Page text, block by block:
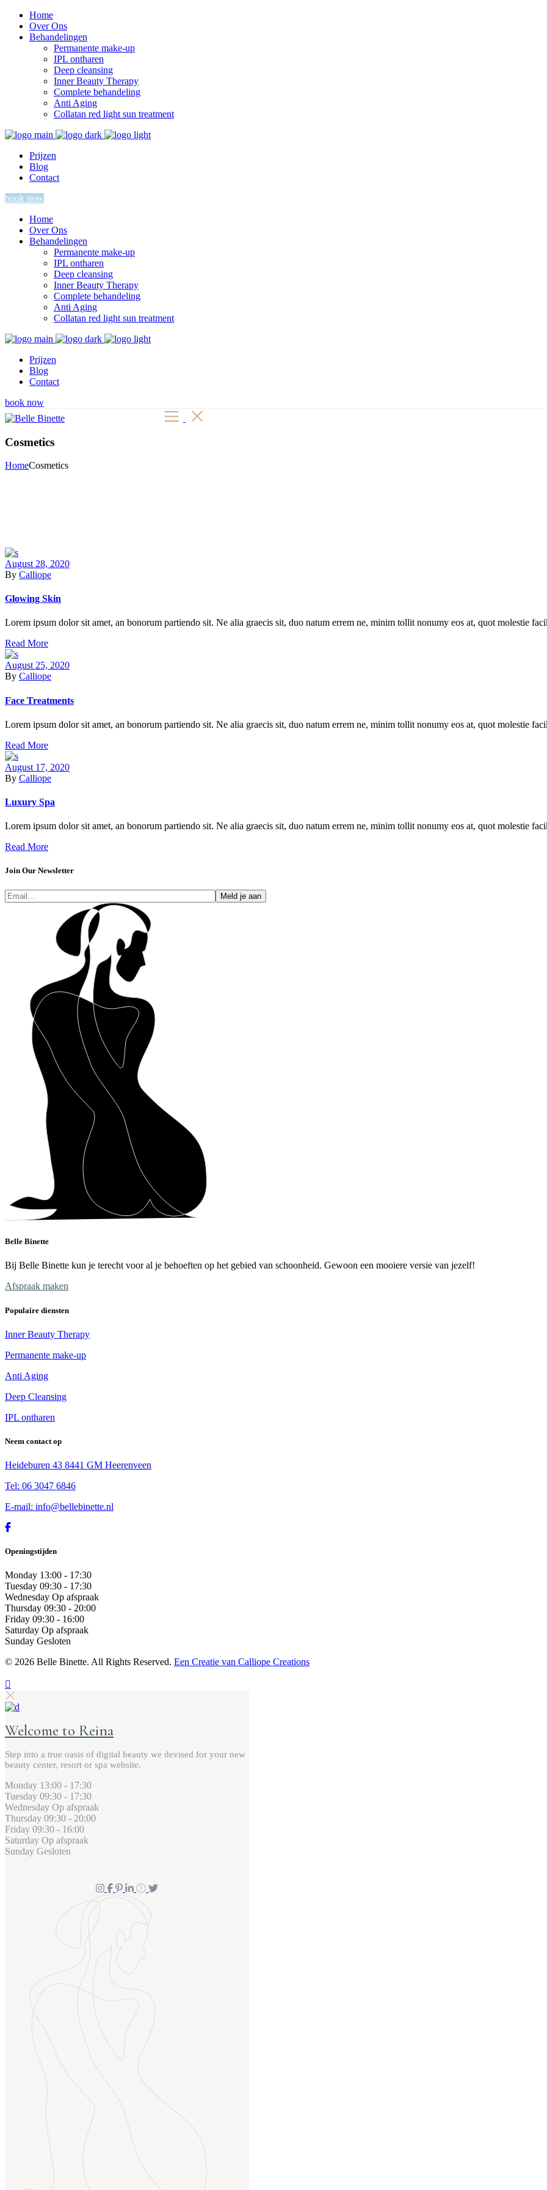
Home
Over Ons
Behandelingen
Permanente make-up
IPL ontharen
Deep cleansing
Inner Beauty Therapy
Complete behandeling
Anti Aging
Collatan red light sun treatment
Prijzen
Blog
Contact
book now
Home
Over Ons
Behandelingen
Permanente make-up
IPL ontharen
Deep cleansing
Inner Beauty Therapy
Complete behandeling
Anti Aging
Collatan red light sun treatment
Prijzen
Blog
Contact
book now
Cosmetics
HomeCosmetics
August 28, 2020
By Calliope
Glowing Skin
Lorem ipsum dolor sit amet, an bonorum partiendo sit. Ne alia graecis sit, duo natum errem ne, minim tollit nonumy eos at, quot molestie
Read More
August 25, 2020
By Calliope
Face Treatments
Lorem ipsum dolor sit amet, an bonorum partiendo sit. Ne alia graecis sit, duo natum errem ne, minim tollit nonumy eos at, quot molestie
Read More
August 17, 2020
By Calliope
Luxury Spa
Lorem ipsum dolor sit amet, an bonorum partiendo sit. Ne alia graecis sit, duo natum errem ne, minim tollit nonumy eos at, quot molestie
Read More
Join Our Newsletter
Meld je aan
Belle Binette
Bij Belle Binette kun je terecht voor al je behoeften op het gebied van schoonheid. Gewoon een mooiere versie van jezelf!
Afspraak maken
Populaire diensten
Inner Beauty Therapy
Permanente make-up
Anti Aging
Deep Cleansing
IPL ontharen
Neem contact op
Heideburen 43 8441 GM Heerenveen
Tel: 06 3047 6846
E-mail: info@bellebinette.nl
Openingstijden
Monday 13:00 - 17:30
Tuesday 09:30 - 17:30
Wednesday Op afspraak
Thursday 09:30 - 20:00
Friday 09:30 - 16:00
Saturday Op afspraak
Sunday Gesloten
© 2026 Belle Binette. All Rights Reserved. Een Creatie van Calliope Creations
Welcome to Reina
Step into a true oasis of digital beauty we devised for your new
beauty center, resort or spa website.
Monday 13:00 - 17:30
Tuesday 09:30 - 17:30
Wednesday Op afspraak
Thursday 09:30 - 20:00
Friday 09:30 - 16:00
Saturday Op afspraak
Sunday Gesloten